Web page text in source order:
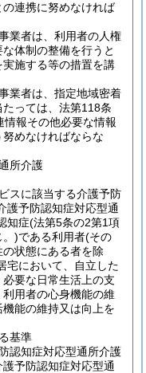
連携に努めなければ
業者は、利用者の人権
体制の整備を行うと
施する等の措置を講
業者は、指定地域密着
っては、法第118条
報その他必要な情報
めなければならな
所介護
スに該当する介護予防
護予防認知症対応型通
知症(法第5条の2第1項
。)である利用者(その
状態にある者を除
宅において、自立した
要な日常生活上の支
用者の心身機能の維
能の維持又は向上を
基準
認知症対応型通所介護
予防認知症対応型通